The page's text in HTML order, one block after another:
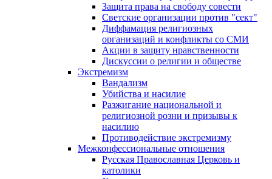
Защита права на свободу совести
Светские организации против "сект"
Диффамация религиозных
организаций и конфликты со СМИ
Акции в защиту нравственности
Дискуссии о религии и обществе
Экстремизм
Вандализм
Убийства и насилие
Разжигание национальной и
религиозной розни и призывы к
насилию
Противодействие экстремизму
Межконфессиональные отношения
Русская Православная Церковь и
католики